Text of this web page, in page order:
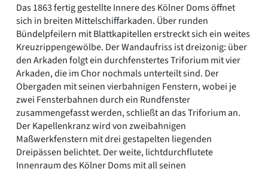
Das 1863 fertig gestellte Innere des Kölner Doms öffnet
sich in breiten Mittelschiffarkaden. Über runden
Bündelpfeilern mit Blattkapitellen erstreckt sich ein weites
Kreuzrippengewölbe. Der Wandaufriss ist dreizonig: über
den Arkaden folgt ein durchfenstertes Triforium mit vier
Arkaden, die im Chor nochmals unterteilt sind. Der
Obergaden mit seinen vierbahnigen Fenstern, wobei je
zwei Fensterbahnen durch ein Rundfenster
zusammengefasst werden, schließt an das Triforium an.
Der Kapellenkranz wird von zweibahnigen
Maßwerkfenstern mit drei gestapelten liegenden
Dreipässen belichtet. Der weite, lichtdurchflutete
Innenraum des Kölner Doms mit all seinen